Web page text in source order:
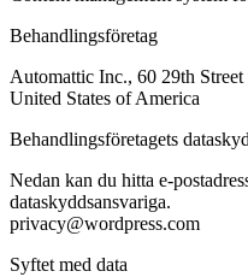
Behandlingsföretag
Automattic Inc., 60 29th
United States of America
Behandlingsföretagets
Nedan kan du hitta e-
dataskyddsansvariga.
privacy@wordpress.com
Syftet med data